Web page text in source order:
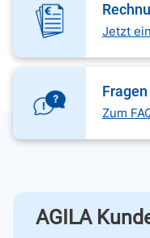
Jetzt
Zum
AGILA